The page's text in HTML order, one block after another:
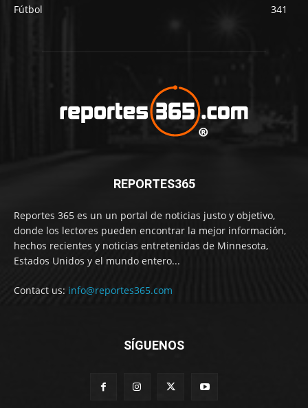
Fútbol
341
REPORTES365
Reportes 365 es un un portal de noticias justo y objetivo,
donde los lectores pueden encontrar la mejor información,
hechos recientes y noticias entretenidas de Minnesota,
Estados Unidos y el mundo entero...
Contact us: info@reportes365.com
SÍGUENOS